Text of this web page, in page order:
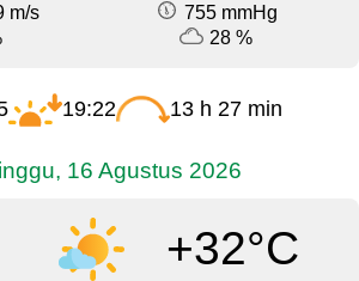
m/s
755 mmHg
28 %
19:22 13 h 27 min
16 Agustus 2026
+32°C